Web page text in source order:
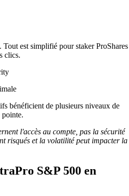
est simplifié pour staker ProShares
clics.
bénéficient de plusieurs niveaux de
pointe.
l'accès au compte, pas la sécurité
risqués et la volatilité peut impacter la
S&P 500 en